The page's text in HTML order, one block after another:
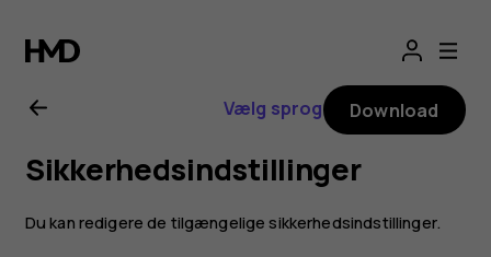
Brugervejledning
til
Nokia
6300
Vælg sprog Download
Sikkerhedsindstillinger
Du kan redigere de tilgængelige sikkerhedsindstillinger.